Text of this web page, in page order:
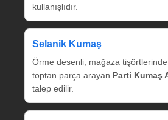
kullanışlıdır.
Selanik Kumaş
Örme desenli, mağaza tişörtlerinde
toptan parça arayan Parti Kumaş
talep edilir.